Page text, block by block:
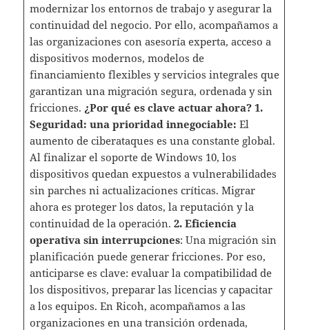
modernizar los entornos de trabajo y asegurar la
continuidad del negocio. Por ello, acompañamos a
las organizaciones con asesoría experta, acceso a
dispositivos modernos, modelos de
financiamiento flexibles y servicios integrales que
garantizan una migración segura, ordenada y sin
fricciones. ¿Por qué es clave actuar ahora? 1.
Seguridad: una prioridad innegociable: El
aumento de ciberataques es una constante global.
Al finalizar el soporte de Windows 10, los
dispositivos quedan expuestos a vulnerabilidades
sin parches ni actualizaciones críticas. Migrar
ahora es proteger los datos, la reputación y la
continuidad de la operación. 2. Eficiencia
operativa sin interrupciones: Una migración sin
planificación puede generar fricciones. Por eso,
anticiparse es clave: evaluar la compatibilidad de
los dispositivos, preparar las licencias y capacitar
a los equipos. En Ricoh, acompañamos a las
organizaciones en una transición ordenada,